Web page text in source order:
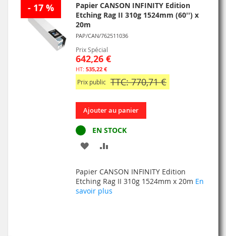
- 17 %
Papier CANSON INFINITY Edition
Etching Rag II 310g 1524mm (60'') x
20m
PAP/CAN/762511036
Prix Spécial
642,26 €
535,22 €
Prix public TTC: 770,71 €
Ajouter au panier
EN STOCK
AJOUTER
MA
LISTE
COMPARATEUR
Papier CANSON INFINITY Edition
Etching Rag II 310g 1524mm x 20m En
savoir plus